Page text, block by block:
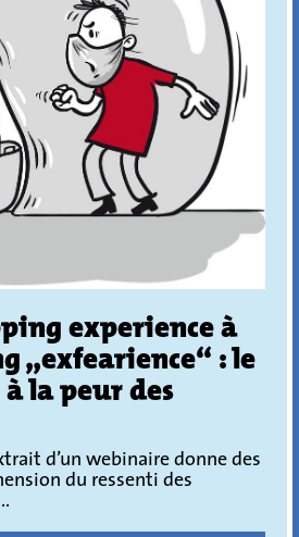
experience à
„exfearience“ : le
la peur des
d’un webinaire donne des
du ressenti des